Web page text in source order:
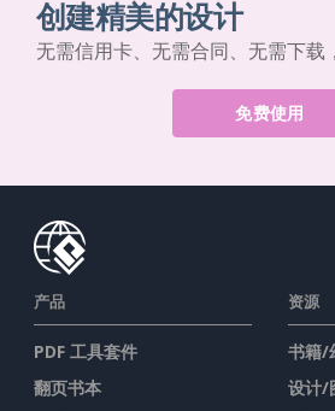
创建精美的设计
无需信用卡、无需合同、无需下载
免费使用
产品
PDF 工具套件
翻页书本
资源
书籍/
设计/